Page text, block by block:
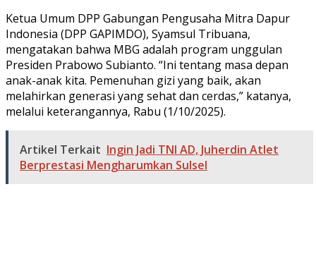
Ketua Umum DPP Gabungan Pengusaha Mitra Dapur
Indonesia (DPP GAPIMDO), Syamsul Tribuana,
mengatakan bahwa MBG adalah program unggulan
Presiden Prabowo Subianto. “Ini tentang masa depan
anak-anak kita. Pemenuhan gizi yang baik, akan
melahirkan generasi yang sehat dan cerdas,” katanya,
melalui keterangannya, Rabu (1/10/2025).
Artikel Terkait Ingin Jadi TNI AD, Juherdin Atlet
Berprestasi Mengharumkan Sulsel